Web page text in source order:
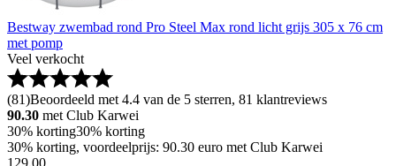
Bestway zwembad rond Pro Steel Max rond licht grijs 305 x 76 cm
met pomp
Veel verkocht
(81)Beoordeeld met 4.4 van de 5 sterren, 81 klantreviews
90.30 met Club Karwei
30% korting30% korting
30% korting, voordeelprijs: 90.30 euro met Club Karwei